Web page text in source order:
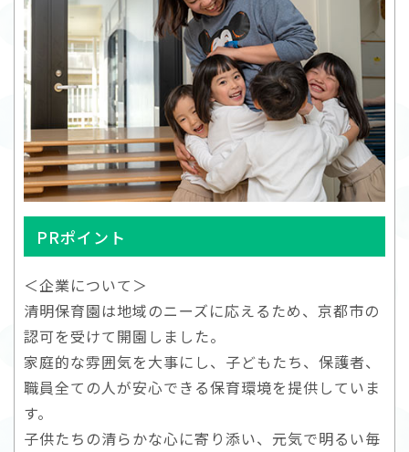
PRポイント
＜企業について＞
清明保育園は地域のニーズに応えるため、京都市の
認可を受けて開園しました。
家庭的な雰囲気を大事にし、子どもたち、保護者、
職員全ての人が安心できる保育環境を提供していま
す。
子供たちの清らかな心に寄り添い、元気で明るい毎